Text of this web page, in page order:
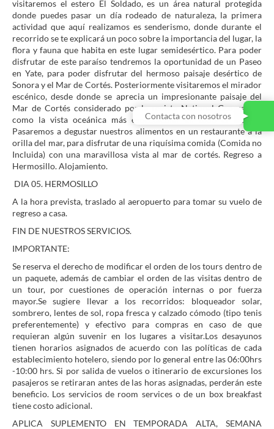
visitaremos el estero El Soldado, es un área natural protegida
donde puedes pasar un día rodeado de naturaleza, la primera
actividad que aquí realizamos es senderismo, donde durante el
recorrido se te explicará un poco sobre la importancia del lugar, la
flora y fauna que habita en este lugar semidesértico. Para poder
disfrutar de este paraíso tendremos la oportunidad de un Paseo
en Yate, para poder disfrutar del hermoso paisaje desértico de
Sonora y el Mar de Cortés. Posteriormente visitaremos el mirador
escénico, desde donde se aprecia un impresionante paisaje del
Mar de Cortés considerado por la revista National Geographic
como la vista oceánica más espectacular en todo el mundo.
Pasaremos a degustar nuestros alimentos en un restaurante a la
orilla del mar, para disfrutar de una riquísima comida (Comida no
Incluida) con una maravillosa vista al mar de cortés. Regreso a
Hermosillo. Alojamiento.
DIA 05. HERMOSILLO
A la hora prevista, traslado al aeropuerto para tomar su vuelo de
regreso a casa.
FIN DE NUESTROS SERVICIOS.
IMPORTANTE:
Se reserva el derecho de modificar el orden de los tours dentro de
un paquete, además de cambiar el orden de las visitas dentro de
un tour, por cuestiones de operación internas o por fuerza
mayor.Se sugiere llevar a los recorridos: bloqueador solar,
sombrero, lentes de sol, ropa fresca y calzado cómodo (tipo tenis
preferentemente) y efectivo para compras en caso de que
requieran algún suvenir en los lugares a visitar.Los desayunos
tienen horarios asignados de acuerdo con las políticas de cada
establecimiento hotelero, siendo por lo general entre las 06:00hrs
-10:00 hrs. Si por salida de vuelos o itinerario de excursiones los
pasajeros se retiraran antes de las horas asignadas, perderán este
beneficio. Los servicios de room services o de un box breakfast
tiene costo adicional.
APLICA SUPLEMENTO EN TEMPORADA ALTA, SEMANA
Contacta con nosotros